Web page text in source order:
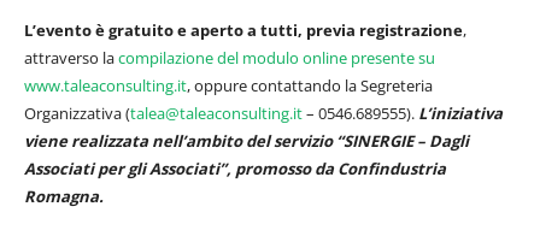
L’evento è gratuito e aperto a tutti, previa registrazione,
attraverso lacompilazione del modulo online presente su
www.taleaconsulting.it, oppure contattando la Segreteria
Organizzativa (talea@taleaconsulting.it– 0546.689555). L’iniziativa
viene realizzata nell’ambito del servizio “SINERGIE – Dagli
Associatiper gli Associati”, promosso da Confindustria
Romagna.